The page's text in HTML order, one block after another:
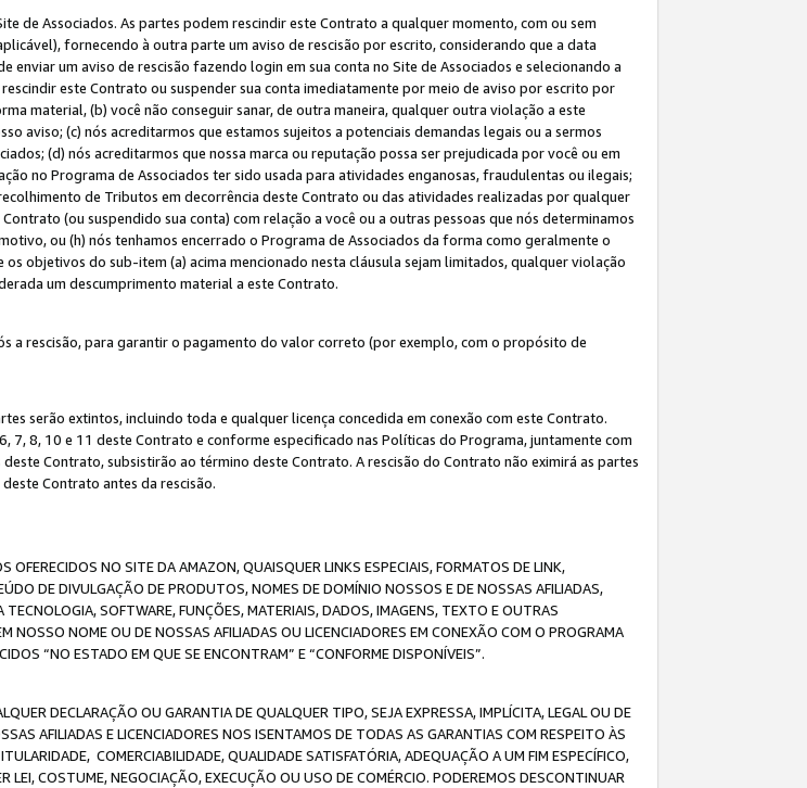
de Associados. As partes podem rescindir este Contrato a qualquer momento, com ou sem
fornecendo à outra parte um aviso de rescisão por escrito, considerando que a data
um aviso de rescisão fazendo login em sua conta no Site de Associados e selecionando a
este Contrato ou suspender sua conta imediatamente por meio de aviso por escrito por
material, (b) você não conseguir sanar, de outra maneira, qualquer outra violação a este
aviso; (c) nós acreditarmos que estamos sujeitos a potenciais demandas legais ou a sermos
(d) nós acreditarmos que nossa marca ou reputação possa ser prejudicada por você ou em
no Programa de Associados ter sido usada para atividades enganosas, fraudulentas ou ilegais;
de Tributos em decorrência deste Contrato ou das atividades realizadas por qualquer
(ou suspendido sua conta) com relação a você ou a outras pessoas que nós determinamos
ou (h) nós tenhamos encerrado o Programa de Associados da forma como geralmente o
objetivos do sub-item (a) acima mencionado nesta cláusula sejam limitados, qualquer violação
um descumprimento material a este Contrato.
a rescisão, para garantir o pagamento do valor correto (por exemplo, com o propósito de
serão extintos, incluindo toda e qualquer licença concedida em conexão com este Contrato.
7, 8, 10 e 11 deste Contrato e conforme especificado nas Políticas do Programa, juntamente com
Contrato, subsistirão ao término deste Contrato. A rescisão do Contrato não eximirá as partes
Contrato antes da rescisão.
NO SITE DA AMAZON, QUAISQUER LINKS ESPECIAIS, FORMATOS DE LINK,
DE DIVULGAÇÃO DE PRODUTOS, NOMES DE DOMÍNIO NOSSOS E DE NOSSAS AFILIADAS,
SOFTWARE, FUNÇÕES, MATERIAIS, DADOS, IMAGENS, TEXTO E OUTRAS
NOME OU DE NOSSAS AFILIADAS OU LICENCIADORES EM CONEXÃO COM O PROGRAMA
“NO ESTADO EM QUE SE ENCONTRAM” E “CONFORME DISPONÍVEIS”.
DECLARAÇÃO OU GARANTIA DE QUALQUER TIPO, SEJA EXPRESSA, IMPLÍCITA, LEGAL OU DE
AFILIADAS E LICENCIADORES NOS ISENTAMOS DE TODAS AS GARANTIAS COM RESPEITO ÀS
COMERCIABILIDADE, QUALIDADE SATISFATÓRIA, ADEQUAÇÃO A UM FIM ESPECÍFICO,
COSTUME, NEGOCIAÇÃO, EXECUÇÃO OU USO DE COMÉRCIO. PODEREMOS DESCONTINUAR